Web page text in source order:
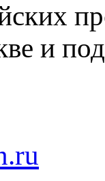
и под